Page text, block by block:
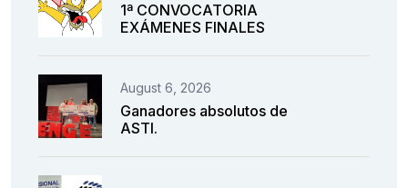
1ª CONVOCATORIA
EXÁMENES FINALES
August 6, 2026
Ganadores absolutos de
ASTI.